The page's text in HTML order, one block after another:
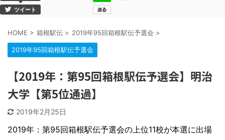
ツイート
HOME > 箱根駅伝 > 2019年95回箱根駅伝予選会 >
2019年95回箱根駅伝予選会
【2019年：第95回箱根駅伝予選会】明治
大学【第5位通過】
2019年2月25日
2019年：第95回箱根駅伝予選会の上位11校が本選に出場